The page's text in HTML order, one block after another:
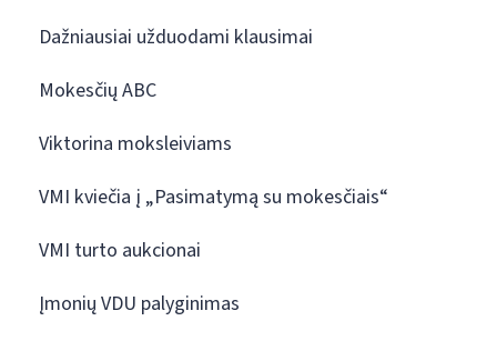
Dažniausiai užduodami klausimai
Mokesčių ABC
Viktorina moksleiviams
VMI kviečia į „Pasimatymą su mokesčiais“
VMI turto aukcionai
Įmonių VDU palyginimas